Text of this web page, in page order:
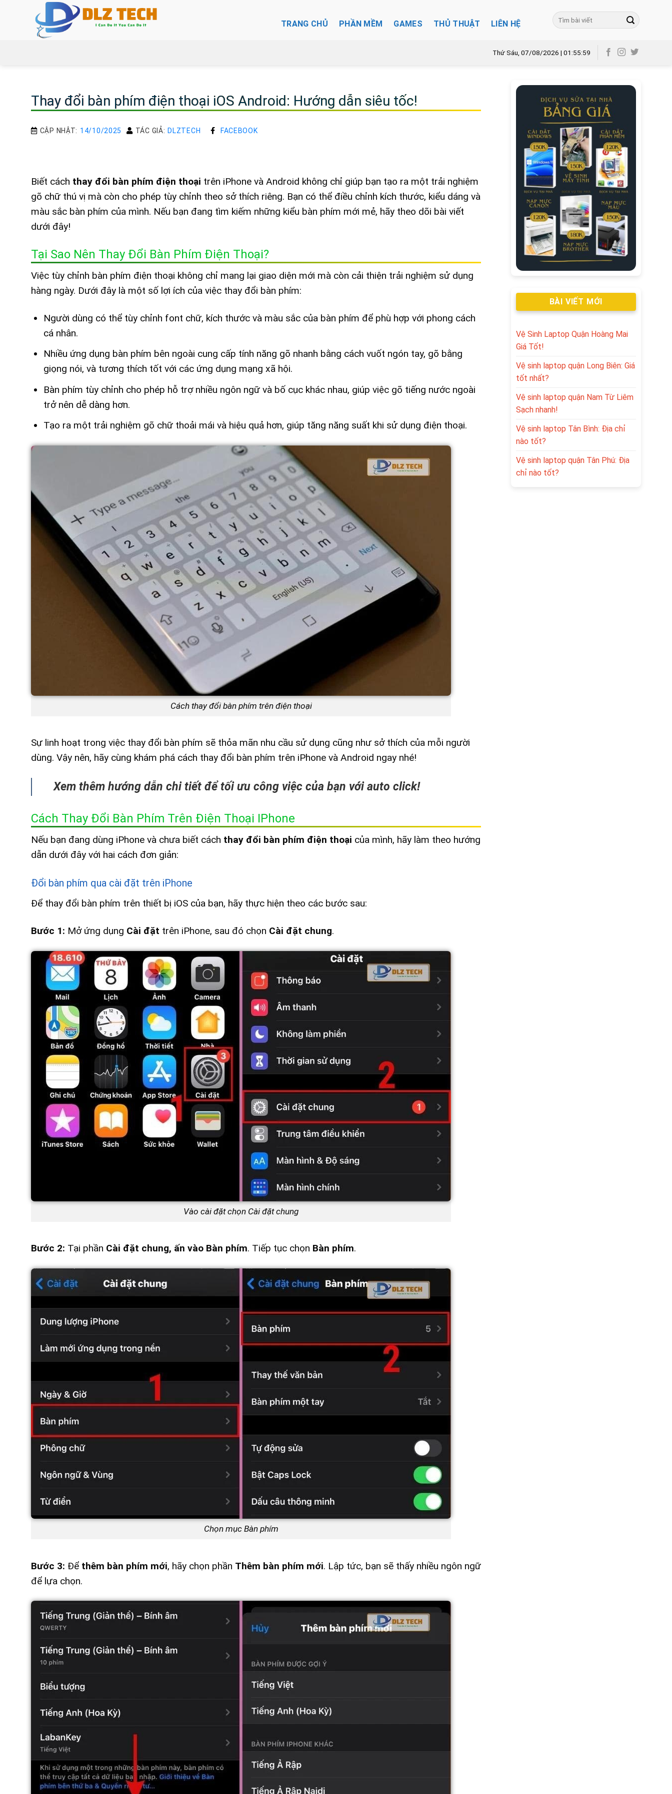
TRANG CHỦ PHẦN MỀM GAMES THỦ THUẬT LIÊN HỆ
Thứ Sáu, 07/08/2026 | 01:56:00
Thay đổi bàn phím điện thoại iOS Android: Hướng dẫn siêu tốc!
CẬP NHẬT: 14/10/2025 TÁC GIẢ: DLZTECH FACEBOOK
Biết cách thay đổi bàn phím điện thoại trên iPhone và Android không chỉ giúp bạn tạo ra một trải nghiệm
gõ chữ thú vị mà còn cho phép tùy chỉnh theo sở thích riêng. Bạn có thể điều chỉnh kích thước, kiểu dáng và
màu sắc bàn phím của mình. Nếu bạn đang tìm kiếm những kiểu bàn phím mới mẻ, hãy theo dõi bài viết
dưới đây!
Tại Sao Nên Thay Đổi Bàn Phím Điện Thoại?
Việc tùy chỉnh bàn phím điện thoại không chỉ mang lại giao diện mới mà còn cải thiện trải nghiệm sử dụng
hàng ngày. Dưới đây là một số lợi ích của việc thay đổi bàn phím:
Người dùng có thể tùy chỉnh font chữ, kích thước và màu sắc của bàn phím để phù hợp với phong cách
cá nhân.
Nhiều ứng dụng bàn phím bên ngoài cung cấp tính năng gõ nhanh bằng cách vuốt ngón tay, gõ bằng
giọng nói, và tương thích tốt với các ứng dụng mạng xã hội.
Bàn phím tùy chỉnh cho phép hỗ trợ nhiều ngôn ngữ và bố cục khác nhau, giúp việc gõ tiếng nước ngoài
trở nên dễ dàng hơn.
Tạo ra một trải nghiệm gõ chữ thoải mái và hiệu quả hơn, giúp tăng năng suất khi sử dụng điện thoại.
Cách thay đổi bàn phím trên điện thoại
Sự linh hoạt trong việc thay đổi bàn phím sẽ thỏa mãn nhu cầu sử dụng cũng như sở thích của mỗi người
dùng. Vậy nên, hãy cùng khám phá cách thay đổi bàn phím trên iPhone và Android ngay nhé!
Xem thêm hướng dẫn chi tiết để tối ưu công việc của bạn với auto click!
Cách Thay Đổi Bàn Phím Trên Điện Thoại IPhone
Nếu bạn đang dùng iPhone và chưa biết cách thay đổi bàn phím điện thoại của mình, hãy làm theo hướng
dẫn dưới đây với hai cách đơn giản:
Đổi bàn phím qua cài đặt trên iPhone
Để thay đổi bàn phím trên thiết bị iOS của bạn, hãy thực hiện theo các bước sau:
Bước 1: Mở ứng dụng Cài đặt trên iPhone, sau đó chọn Cài đặt chung.
Vào cài đặt chọn Cài đặt chung
Bước 2: Tại phần Cài đặt chung, ấn vào Bàn phím. Tiếp tục chọn Bàn phím.
Chọn mục Bàn phím
Bước 3: Để thêm bàn phím mới, hãy chọn phần Thêm bàn phím mới. Lập tức, bạn sẽ thấy nhiều ngôn ngữ
để lựa chọn.
BÀI VIẾT MỚI
Vệ Sinh Laptop Quận Hoàng Mai
Giá Tốt!
Vệ sinh laptop quận Long Biên: Giá
tốt nhất?
Vệ sinh laptop quận Nam Từ Liêm
Sạch nhanh!
Vệ sinh laptop Tân Bình: Địa chỉ
nào tốt?
Vệ sinh laptop quận Tân Phú: Địa
chỉ nào tốt?